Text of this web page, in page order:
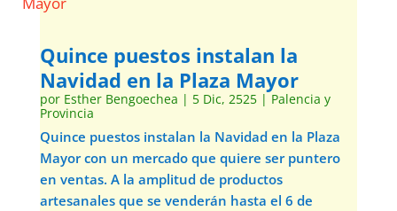
Quince puestos instalan la
Navidad en la Plaza Mayor
por Esther Bengoechea | 5 Dic, 2525| Palencia y
Provincia
Quince puestos instalan la Navidad en la Plaza
Mayor con un mercado que quiere ser puntero
en ventas. A la amplitud de productos
artesanales que se venderán hasta el 6 de